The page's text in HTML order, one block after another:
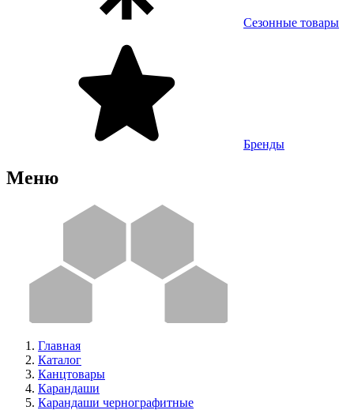
Сезонные товары
Бренды
Меню
Главная
Каталог
Канцтовары
Карандаши
Карандаши чернографитные